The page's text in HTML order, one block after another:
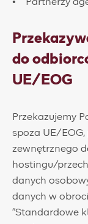
do
UE/EOG
Przekazujemy
spoza UE/EOG,
zewnętrznego
hostingu/
danych
danych w
"Standardowe